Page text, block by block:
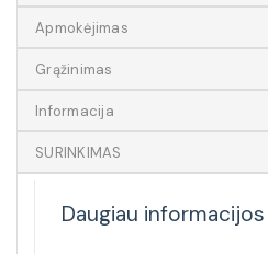
Apmokėjimas
Grąžinimas
Informacija
SURINKIMAS
Daugiau informacijos